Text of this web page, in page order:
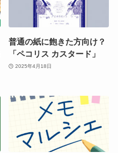
普通の紙に飽きた方向け？
「ペコリス カスタード」
2025年4月18日